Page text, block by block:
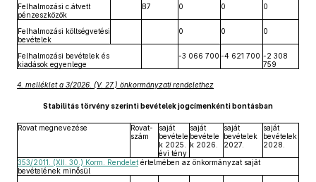
Felhalmozási c.átvett
pénzeszközök
B7 0 0 0
Felhalmozási költségvetési
bevételek
0 0 0
Felhalmozási bevételek és
kiadások egyenlege
-3 066 700 -4 621 700 -2 308
759
4. melléklet a 3/2026. (V. 27.) önkormányzati rendelethez
Stabilitás törvény szerinti bevételek jogcímenkénti bontásban
Rovat megnevezése
Rovat-
szám
saját
bevétele
k 2025.
évi tény
saját
bevétele
k 2026.
saját
bevételek
2027.
saját
bevételek
2028.
353/2011. (XII. 30.) Korm. Rendelet értelmében az önkormányzat saját
bevételének minősül